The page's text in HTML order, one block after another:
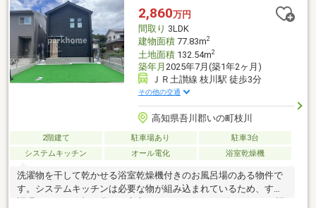
2,860万円
間取り 3LDK
建物面積77.83m2
土地面積132.54m2
築年月 2025年7月(築1年2ヶ月)
ＪＲ土讃線 枝川駅 徒歩3分
その他の交通
高知県吾川郡いの町枝川
2階建て 駐車場あり
駐車3台
システムキッチン
オール電化 浴室乾燥機
洗濯物を干して乾かせる浴室乾燥機付きのお風呂場のある物件で
す。システムキッチンは必要な物が組み込まれているため、すぐ